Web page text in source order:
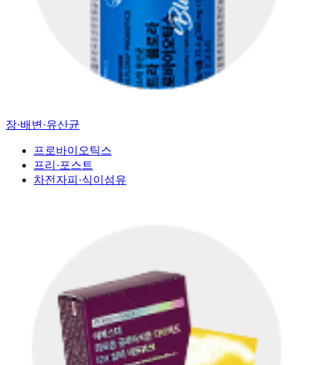
장·배변·유산균
프로바이오틱스
프리·포스트
차전자피·식이섬유